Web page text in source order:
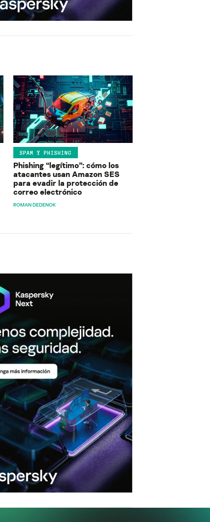
SPAM Y PHISHING
Phishing “legítimo”: cómo los
atacantes usan Amazon SES
para evadir la protección de
correo electrónico
ROMAN DEDENOK